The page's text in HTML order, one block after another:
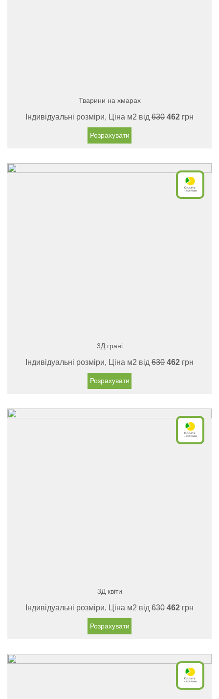
Тварини на хмарах
Індивідуальні розміри, Ціна м2 від 630 462 грн
Розрахувати
3Д грані
Індивідуальні розміри, Ціна м2 від 630 462 грн
Розрахувати
3Д квіти
Індивідуальні розміри, Ціна м2 від 630 462 грн
Розрахувати